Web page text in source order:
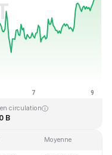
circulation
B
Moyenne